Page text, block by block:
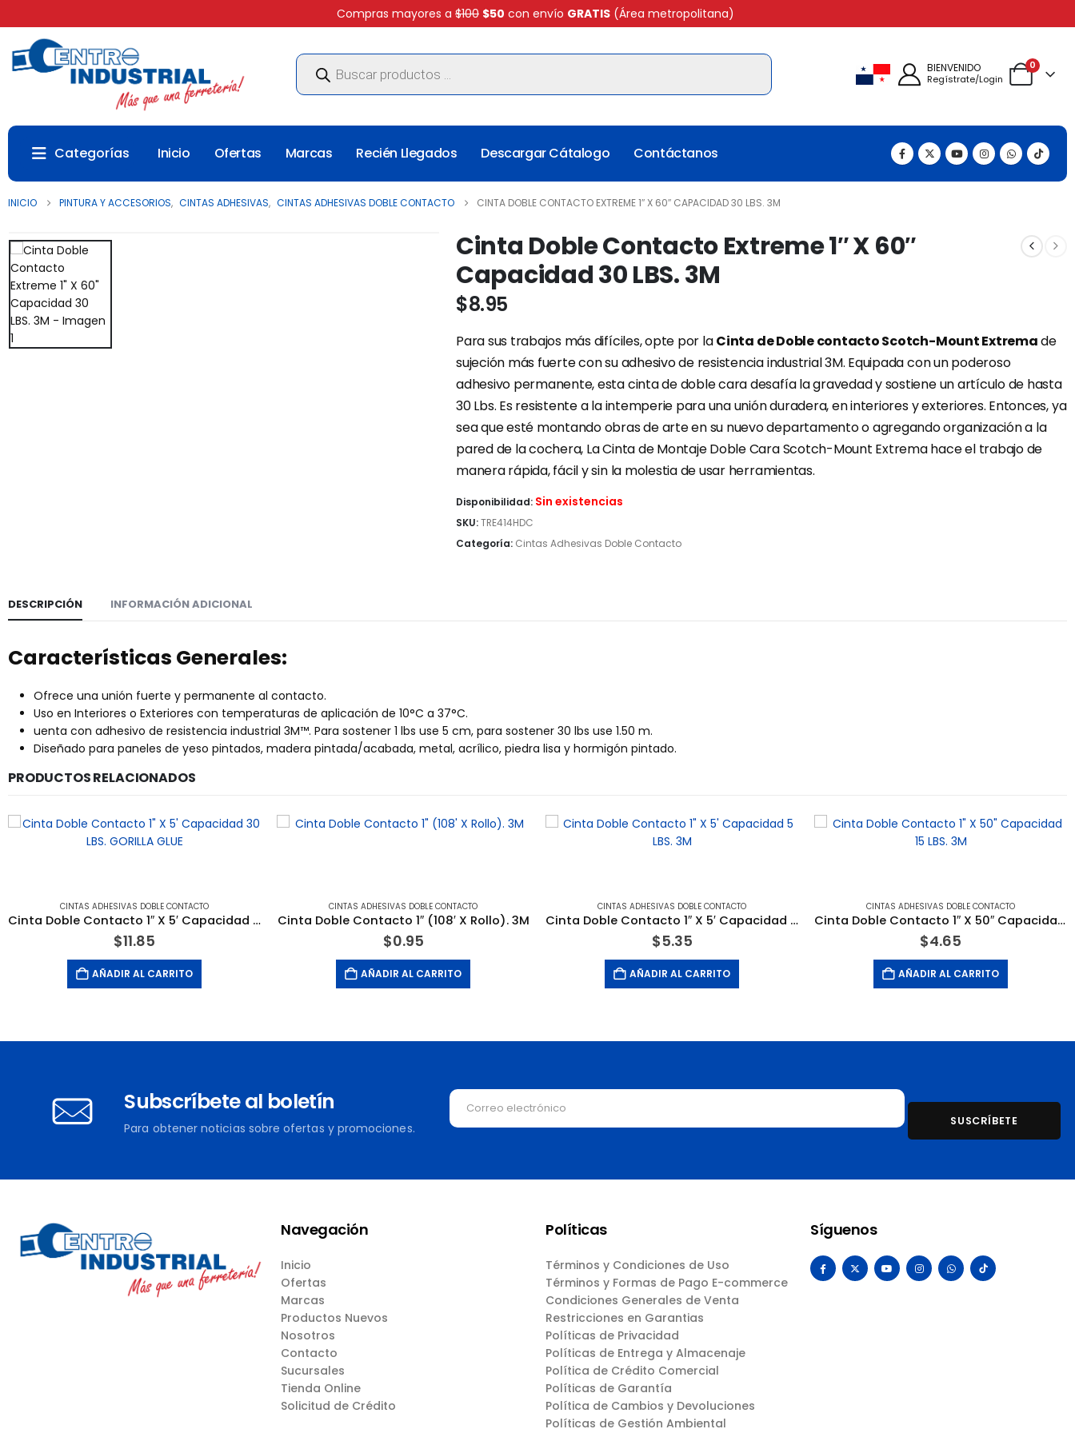
Compras mayores a $100 $50 con envío GRATIS (Área metropolitana)
Búsqueda
productos
BIENVENIDO
Regístrate/Login
0
Categorías Inicio Ofertas Marcas Recién Llegados Descargar Cátalogo Contáctanos
INICIO PINTURA Y ACCESORIOS, CINTAS ADHESIVAS, CINTAS ADHESIVAS DOBLE CONTACTO CINTA DOBLE CONTACTO EXTREME 1″ X 60″ CAPACIDAD 30 LBS. 3M
Cinta Doble Contacto Extreme 1″ X 60″
Capacidad 30 LBS. 3M
$8.95
Para sus trabajos más difíciles, opte por laCinta de Doble contacto Scotch-Mount Extremade
sujeción más fuerte con su adhesivo de resistencia industrial 3M. Equipada con un poderoso
adhesivo permanente, esta cinta de doble cara desafía la gravedad y sostiene un artículo de hasta
30 Lbs. Es resistente a la intemperie para una unión duradera, en interiores y exteriores. Entonces, ya
sea que esté montando obras de arte en su nuevo departamento o agregando organización a la
pared de la cochera, La Cinta de Montaje Doble Cara Scotch-Mount Extrema hace el trabajo de
manera rápida, fácil y sin la molestia de usar herramientas.
Disponibilidad: Sin existencias
SKU:TRE414HDC
Categoría: Cintas Adhesivas Doble Contacto
DESCRIPCIÓN INFORMACIÓN ADICIONAL
Características Generales:
Ofrece una unión fuerte y permanente al contacto.
Uso en Interiores o Exteriores con temperaturas de aplicación de 10°C a 37°C.
uenta con adhesivo de resistencia industrial 3M™. Para sostener 1 lbs use 5 cm, para sostener 30 lbs use 1.50 m.
Diseñado para paneles de yeso pintados, madera pintada/acabada, metal, acrílico, piedra lisa y hormigón pintado.
PRODUCTOS RELACIONADOS
CINTAS ADHESIVAS DOBLE CONTACTO
Cinta Doble Contacto 1″ X 5′ Capacidad 30 LBS. GORILLA GLUE
$11.85
AÑADIR AL CARRITO
CINTAS ADHESIVAS DOBLE CONTACTO
Cinta Doble Contacto 1″ (108′ X Rollo). 3M
$0.95
AÑADIR AL CARRITO
CINTAS ADHESIVAS DOBLE CONTACTO
Cinta Doble Contacto 1″ X 5′ Capacidad 5 LBS. 3M
$5.35
AÑADIR AL CARRITO
CINTAS ADHESIVAS DOBLE CONTACTO
Cinta Doble Contacto 1″ X 50″ Capacidad 15 LBS. 3M
$4.65
AÑADIR AL CARRITO
Subscríbete al boletín
Para obtener noticias sobre ofertas y promociones.
Navegación
Inicio
Ofertas
Marcas
Productos Nuevos
Nosotros
Contacto
Sucursales
Tienda Online
Solicitud de Crédito
Políticas
Términos y Condiciones de Uso
Términos y Formas de Pago E-commerce
Condiciones Generales de Venta
Restricciones en Garantias
Políticas de Privacidad
Políticas de Entrega y Almacenaje
Política de Crédito Comercial
Políticas de Garantía
Política de Cambios y Devoluciones
Políticas de Gestión Ambiental
Síguenos